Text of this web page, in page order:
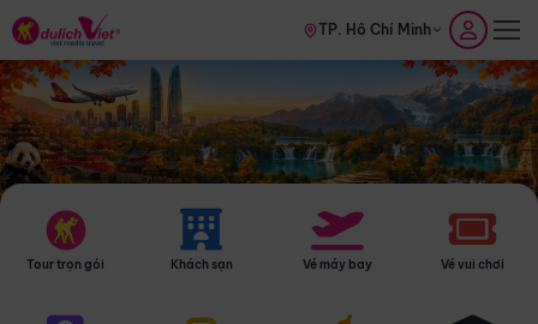
TP. Hồ Chí Minh
Tour trọn gói Khách sạn Vé máy bay Vé vui chơi